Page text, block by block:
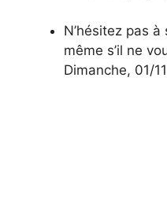
N’hésitez pas
même s’il ne
Dimanche, 01/